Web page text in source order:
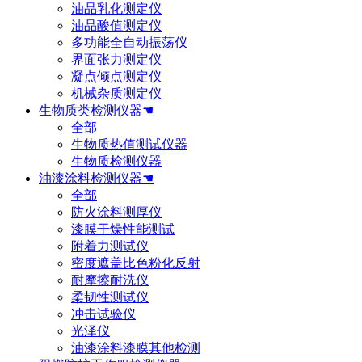
油品乳化测定仪
油品酸值测定仪
多功能全自动振荡仪
界面张力测定仪
凝点倾点测定仪
机械杂质测定仪
生物质类检测仪器☚
全部
生物质热值测试仪器
生物质检测仪器
油漆涂料检测仪器☚
全部
防火涂料测厚仪
漆膜干燥性能测试
附着力测试仪
密度遮盖比色粉化反射
耐摩擦耐洗仪
柔韧性测试仪
冲击试验仪
光泽仪
油漆涂料漆膜其他检测